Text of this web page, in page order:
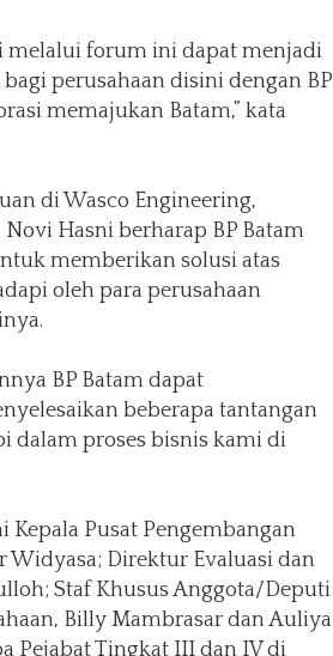
melalui forum ini dapat menjadi
perusahaan disini dengan BP
memajukan Batam,” kata
di Wasco Engineering,
Hasni berharap BP Batam
memberikan solusi atas
oleh para perusahaan
BP Batam dapat
beberapa tantangan
dalam proses bisnis kami di
Pusat Pengembangan
Widyasa; Direktur Evaluasi dan
Staf Khusus Anggota/Deputi
Billy Mambrasar dan Auliya
Pejabat Tingkat III dan IV di